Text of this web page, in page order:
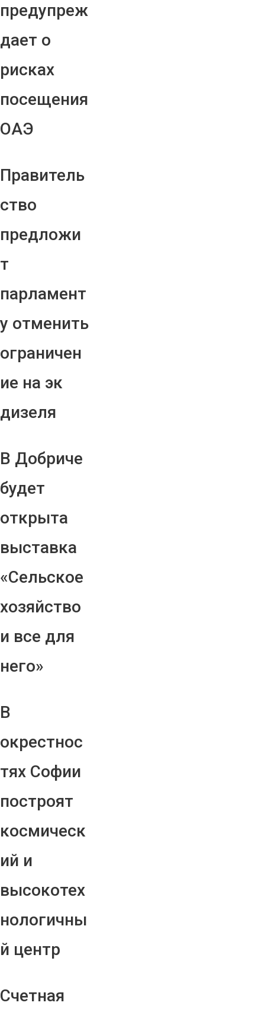
предупреж
дает о
рисках
посещения
ОАЭ
Правитель
ство
предложи
т
парламент
у отменить
ограничен
ие на эк
дизеля
В Добриче
будет
открыта
выставка
«Сельское
хозяйство
и все для
него»
В
окрестнос
тях Софии
построят
космическ
ий и
высокотех
нологичны
й центр
Счетная